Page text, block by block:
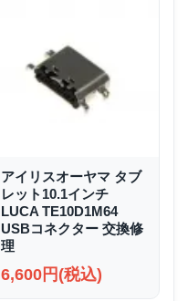
アイリスオーヤマ タブ
レット10.1インチ
LUCA TE10D1M64
USBコネクター 交換修
理
6,600円(税込)